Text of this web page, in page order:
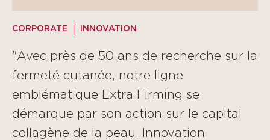
CORPORATE INNOVATION
"Avec près de 50 ans de recherche sur la
fermeté cutanée, notre ligne
emblématique Extra Firming se
démarque par son action sur le capital
collagène de la peau. Innovation